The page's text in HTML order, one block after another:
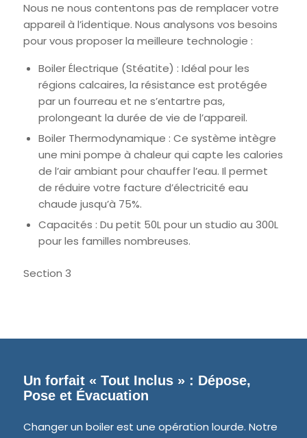
Nous ne nous contentons pas de remplacer votre
appareil à l’identique. Nous analysons vos besoins
pour vous proposer la meilleure technologie :
Boiler Électrique (Stéatite) : Idéal pour les
régions calcaires, la résistance est protégée
par un fourreau et ne s’entartre pas,
prolongeant la durée de vie de l’appareil.
Boiler Thermodynamique : Ce système intègre
une mini pompe à chaleur qui capte les calories
de l’air ambiant pour chauffer l’eau. Il permet
de réduire votre facture d’électricité eau
chaude jusqu’à 75%.
Capacités : Du petit 50L pour un studio au 300L
pour les familles nombreuses.
Section 3
Un forfait « Tout Inclus » : Dépose,
Pose et Évacuation
Changer un boiler est une opération lourde. Notre